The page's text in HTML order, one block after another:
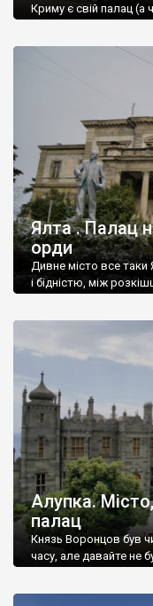
Криму є свій палац (а
Ялта . Палац
орди
Дивне місто все таки
і бідністю, між
Алупка.
палац
Князь Воронцов був
часу, але давайте не